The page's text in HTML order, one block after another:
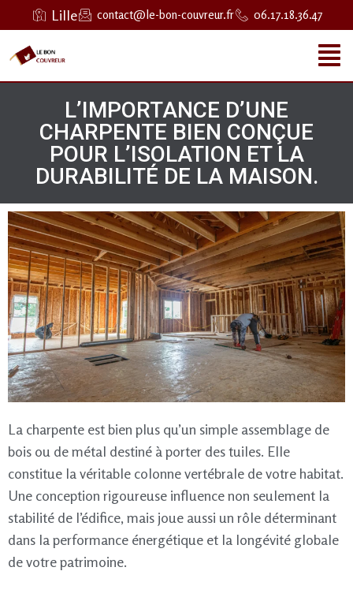
Lille contact@le-bon-couvreur.fr 06.17.18.36.47
L’IMPORTANCE D’UNE
CHARPENTE BIEN CONÇUE
POUR L’ISOLATION ET LA
DURABILITÉ DE LA MAISON.
La charpente est bien plus qu’un simple assemblage de
bois ou de métal destiné à porter des tuiles. Elle
constitue la véritable colonne vertébrale de votre habitat.
Une conception rigoureuse influence non seulement la
stabilité de l’édifice, mais joue aussi un rôle déterminant
dans la performance énergétique et la longévité globale
de votre patrimoine.